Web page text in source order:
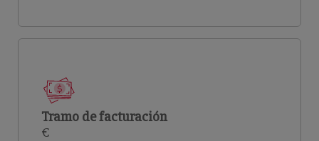
Tramo de facturación
€